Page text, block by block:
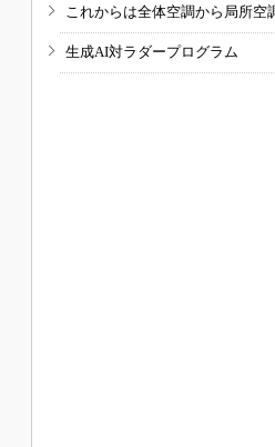
これからは全体空調から局所
生成AI対ラダープログラム